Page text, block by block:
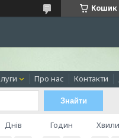
Кошик
Про нас Контакти
Знайти
Днів Годин